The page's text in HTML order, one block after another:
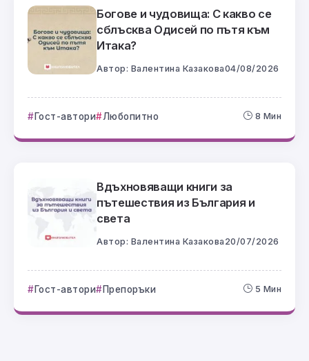
Богове и чудовища: С какво се
сблъсква Одисей по пътя към
Итака?
Автор: Валентина Казакова04/08/2026
Гост-автори Любопитно 8 Мин
Вдъхновяващи книги за
пътешествия из България и
света
Автор: Валентина Казакова 20/07/2026
Гост-автори Препоръки 5 Мин